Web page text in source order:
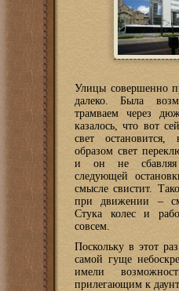
Улицы совершенно
далеко. Была
трамваем через
казалось, что вот
свет
образом свет
и он не сбавляя
следующей
смысле свистит.
при движении –
Стука колес и
совсем.
Поскольку в этот
самой гуще
имели
прилегающим к